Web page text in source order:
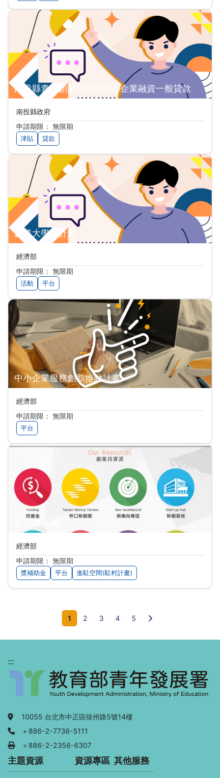
南投縣青年創業貸款及中小企業融資一般貸款
南投縣政府
申請期限： 無限期
津貼 貸款
創業大學校計畫
經濟部
申請期限： 無限期
活動 平台
中小企業服務創新推動計畫
經濟部
申請期限： 無限期
平台
經濟部
申請期限： 無限期
獎補助金 平台 進駐空間(駐村計畫)
1 2 3 4 5 下一頁
:::
地址：
10055 台北市中正區徐州路5號14樓
電話：
＋886-2-7736-5111
傳真：
＋886-2-2356-6307
主題資源 資源專區 其他服務